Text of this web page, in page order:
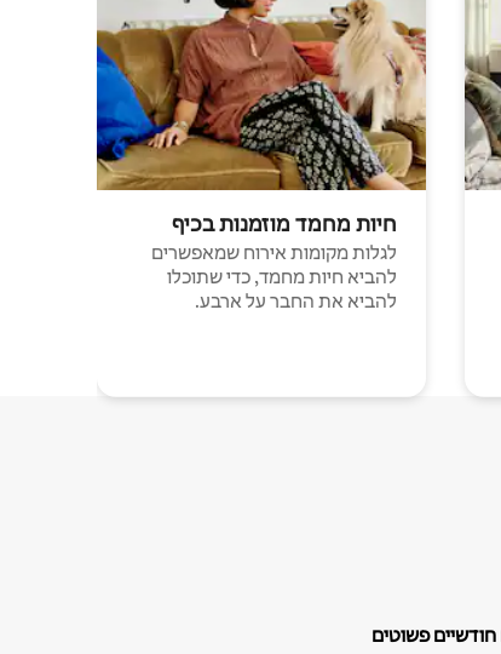
חיות מחמד מוזמנות בכיף
לגלות מקומות אירוח שמאפשרים
להביא חיות מחמד, כדי שתוכלו
להביא את החבר על ארבע.
פשוטים